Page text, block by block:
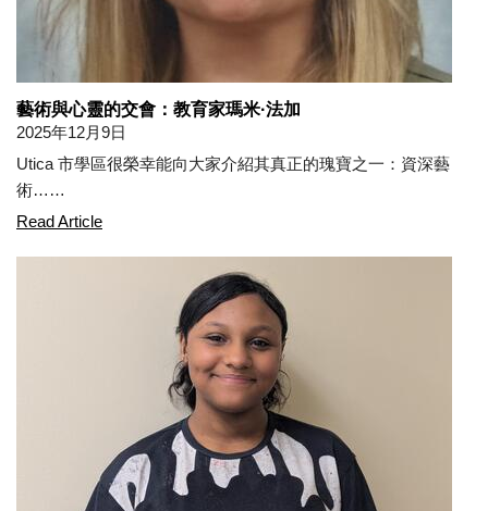
藝術與心靈的交會：教育家瑪米·法加
2025年12月9日
Utica 市學區很榮幸能向大家介紹其真正的瑰寶之一：資深藝
術……
Read ArticleWhere Art Meets Heart: Educator Mamie Faga